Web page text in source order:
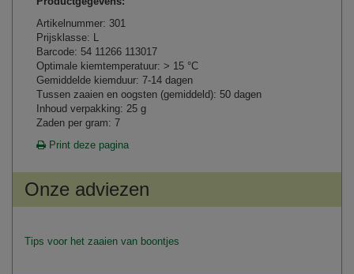
Artikelnummer: 301
Prijsklasse: L
Barcode: 54 11266 113017
Optimale kiemtemperatuur: > 15 °C
Gemiddelde kiemduur: 7-14 dagen
Tussen zaaien en oogsten (gemiddeld): 50 dagen
Inhoud verpakking: 25 g
Zaden per gram: 7
Print deze pagina
Onze adviezen
Tips voor het zaaien van boontjes